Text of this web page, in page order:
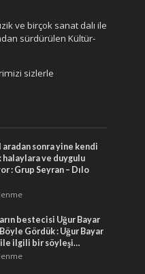
ve birçok sanat dalı ile
sürdürülen Kültür-
sizlerle
aradan sonra yine kendi
halaylara ve duygulu
: Grup Seyran – Dılo
bestecisi Uğur Bayar
Gördük : Uğur Bayar
ile ilgili bir söyleşi…